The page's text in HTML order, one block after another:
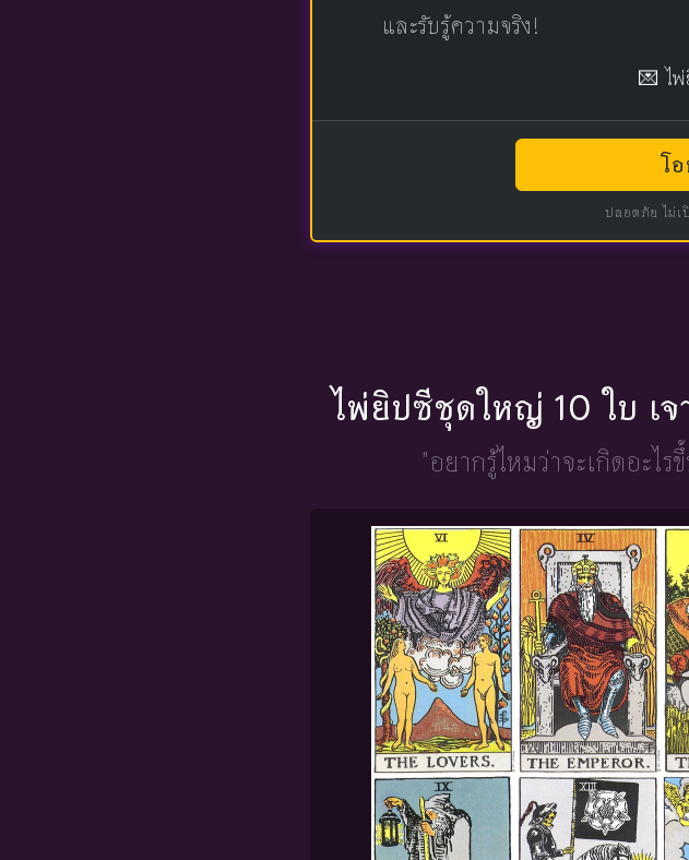
และรับรู้ความจริง!
💌 ไ
โ
ปลอดภัย ไม่เ
ไพ่ยิปซีชุดใหญ่ 10 ใบ เ
"อยากรู้ไหมว่าจะเกิดอะไร